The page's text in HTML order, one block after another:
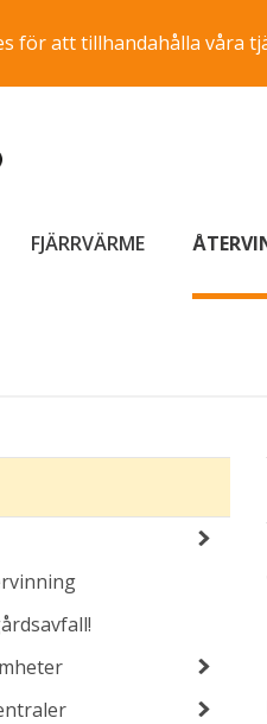
för att tillhandahålla våra
FJÄRRVÄRME